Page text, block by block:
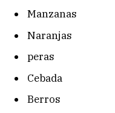
Manzanas
Naranjas
peras
Cebada
Berros